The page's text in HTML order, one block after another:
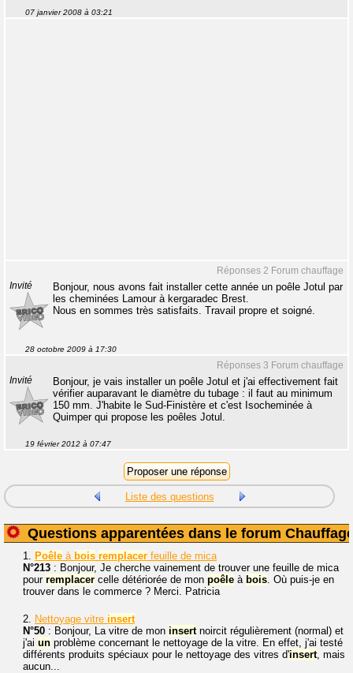
07 janvier 2008 à 03:21
Réponses 2 Forum chauffage
Invité
Bonjour, nous avons fait installer cette année un poêle Jotul par
les cheminées Lamour à kergaradec Brest.
Nous en sommes très satisfaits. Travail propre et soigné.
28 octobre 2009 à 17:30
Réponses 3 Forum chauffage
Invité
Bonjour, je vais installer un poêle Jotul et j'ai effectivement fait
vérifier auparavant le diamètre du tubage : il faut au minimum
150 mm. J'habite le Sud-Finistère et c'est Isocheminée à
Quimper qui propose les poêles Jotul.
19 février 2012 à 07:47
Liste des questions
Questions apparentées dans le forum
1. Poêle à bois remplacer feuille de mica
N°213 : Bonjour, Je cherche vainement de trouver une feuille de mica
pour remplacer celle détériorée de mon poêle à bois. Où puis-je en
trouver dans le commerce ? Merci. Patricia
2. Nettoyage vitre insert
N°50 : Bonjour, La vitre de mon insertnoircit régulièrement (normal) et
j'ai un problème concernant le nettoyage de la vitre. En effet, j'ai testé
différents produits spéciaux pour le nettoyage des vitres d'insert, mais
aucun...